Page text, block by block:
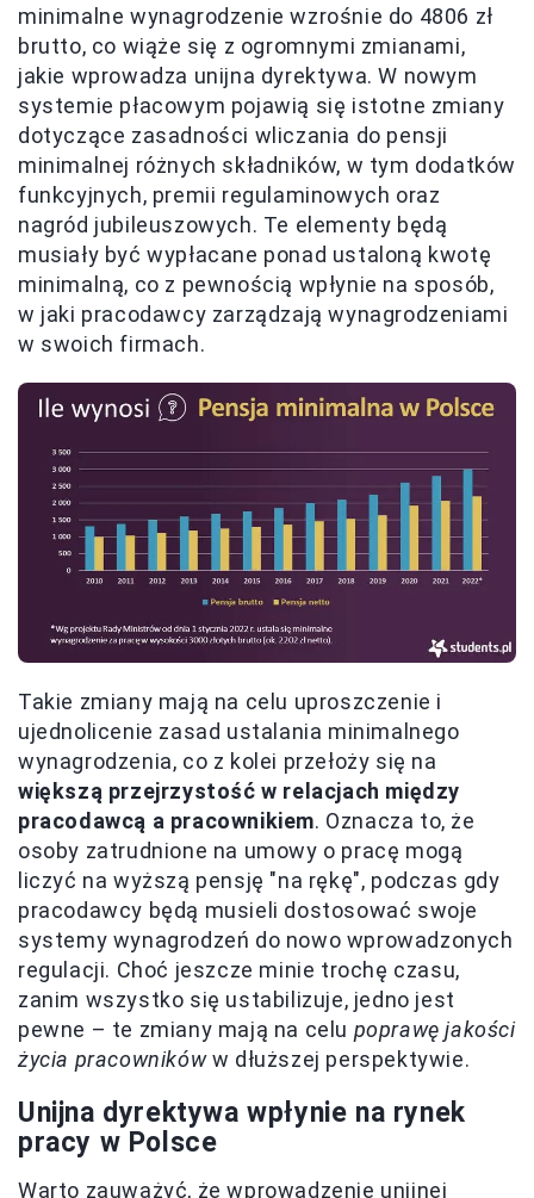
minimalne wynagrodzenie wzrośnie do 4806 zł
brutto, co wiąże się z ogromnymi zmianami,
jakie wprowadza unijna dyrektywa. W nowym
systemie płacowym pojawią się istotne zmiany
dotyczące zasadności wliczania do pensji
minimalnej różnych składników, w tym dodatków
funkcyjnych, premii regulaminowych oraz
nagród jubileuszowych. Te elementy będą
musiały być wypłacane ponad ustaloną kwotę
minimalną, co z pewnością wpłynie na sposób,
w jaki pracodawcy zarządzają wynagrodzeniami
w swoich firmach.
Takie zmiany mają na celu uproszczenie i
ujednolicenie zasad ustalania minimalnego
wynagrodzenia, co z kolei przełoży się na
większą przejrzystość w relacjach między
pracodawcą a pracownikiem. Oznacza to, że
osoby zatrudnione na umowy o pracę mogą
liczyć na wyższą pensję "na rękę", podczas gdy
pracodawcy będą musieli dostosować swoje
systemy wynagrodzeń do nowo wprowadzonych
regulacji. Choć jeszcze minie trochę czasu,
zanim wszystko się ustabilizuje, jedno jest
pewne – te zmiany mają na celu poprawę jakości
życia pracownikóww dłuższej perspektywie.
Unijna dyrektywa wpłynie na rynek
pracy w Polsce
Warto zauważyć, że wprowadzenie unijnej